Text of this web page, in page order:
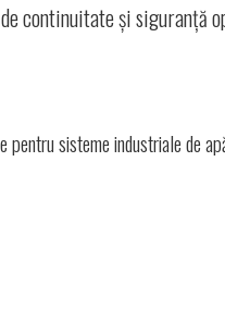
și siguranță
pentru sisteme industriale de